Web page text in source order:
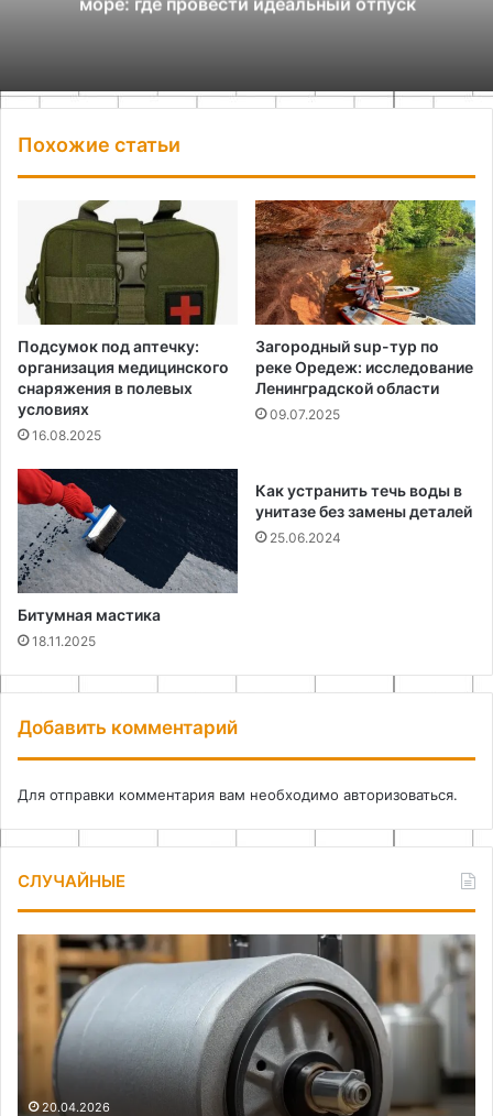
Похожие статьи
Подсумок под аптечку:
организация медицинского
снаряжения в полевых
условиях
16.08.2025
Загородный sup-тур по
реке Оредеж: исследование
Ленинградской области
09.07.2025
Битумная мастика
18.11.2025
Как устранить течь воды в
унитазе без замены деталей
25.06.2024
Добавить комментарий
Для отправки комментария вам необходимо авторизоваться.
СЛУЧАЙНЫЕ
Как
сделать
самодельный
глушитель
для
воздушного
компрессора
своими
20.04.2026